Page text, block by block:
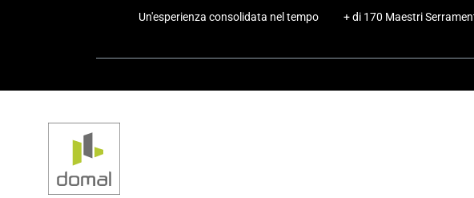
Un'esperienza consolidata nel tempo + di 170 Maestri